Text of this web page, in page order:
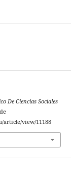
De Ciencias Sociales
article/view/11188